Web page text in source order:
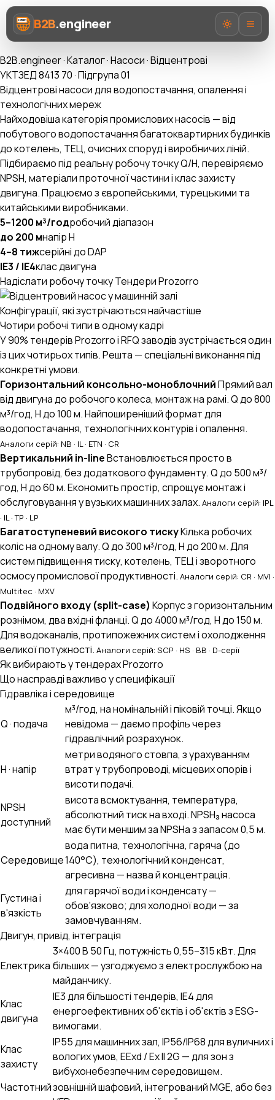
B2B.engineer
Про нас
Послуги
Prozorro AI
Категорії
AI-Експерт ВЕД
UA EN RU
B2B.engineer·Каталог·Насоси·Відцентрові
УКТЗЕД 8413 70 · Підгрупа 01
Відцентрові насоси для водопостачання, опалення і
технологічних мереж
Найходовіша категорія промислових насосів — від
побутового водопостачання багатоквартирних будинків
до котелень, ТЕЦ, очисних споруд і виробничих ліній.
Підбираємо під реальну робочу точку Q/H, перевіряємо
NPSH, матеріали проточної частини і клас захисту
двигуна. Працюємо з європейськими, турецькими та
китайськими виробниками.
5–1200 м³/годробочий діапазон
до 200 мнапір H
4–8 тижсерійні до DAP
IE3 / IE4клас двигуна
Надіслати робочу точкуТендери Prozorro
Конфігурації, які зустрічаються найчастіше
Чотири робочі типи в одному кадрі
У 90% тендерів Prozorro і RFQ заводів зустрічається один
із цих чотирьох типів. Решта — спеціальні виконання під
конкретні умови.
Горизонтальний консольно-моноблочнийПрямий вал
від двигуна до робочого колеса, монтаж на рамі. Q до 800
м³/год, H до 100 м. Найпоширеніший формат для
водопостачання, технологічних контурів і опалення.
Аналоги серій: NB · IL · ETN · CR
Вертикальний in-lineВстановлюється просто в
трубопровід, без додаткового фундаменту. Q до 500 м³/
год, H до 60 м. Економить простір, спрощує монтаж і
обслуговування у вузьких машинних залах. Аналоги серій: IPL
· IL · TP · LP
Багатоступеневий високого тискуКілька робочих
коліс на одному валу. Q до 300 м³/год, H до 200 м. Для
систем підвищення тиску, котелень, ТЕЦ і зворотного
осмосу промислової продуктивності. Аналоги серій: CR · MVI ·
Multitec · MXV
Подвійного входу (split-case) Корпус з горизонтальним
рознімом, два вхідні фланці. Q до 4000 м³/год, H до 150 м.
Для водоканалів, протипожежних систем і охолодження
великої потужності. Аналоги серій: SCP · HS · BB · D-серії
Як вибирають у тендерах Prozorro
Що насправді важливо у специфікації
Гідравліка і середовище
Q · подача
м³/год, на номінальній і піковій точці. Якщо
невідома — даємо профіль через
гідравлічний розрахунок.
H · напір
метри водяного стовпа, з урахуванням
втрат у трубопроводі, місцевих опорів і
висоти подачі.
NPSH
доступний
висота всмоктування, температура,
абсолютний тиск на вході. NPSH₃ насоса
має бути меншим за NPSHa з запасом 0,5 м.
Середовище
вода питна, технологічна, гаряча (до
140°C), технологічний конденсат,
агресивна — назва й концентрація.
Густина і
в'язкість
для гарячої води і конденсату —
обов'язково; для холодної води — за
замовчуванням.
Двигун, привід, інтеграція
Електрика
3×400 В 50 Гц, потужність 0,55–315 кВт. Для
більших — узгоджуємо з електрослужбою на
майданчику.
Клас
двигуна
IE3 для більшості тендерів, IE4 для
енергоефективних об'єктів і об'єктів з ESG-
вимогами.
Клас
захисту
IP55 для машинних зал, IP56/IP68 для вуличних і
вологих умов, EExd / Ex II 2G — для зон з
вибухонебезпечним середовищем.
Частотнийзовнішній шафовий, інтегрований MGE, або без